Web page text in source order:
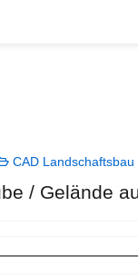
CAD Landschaftsbau
/ Gelände